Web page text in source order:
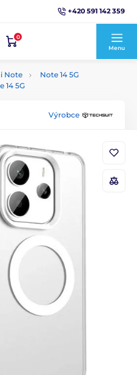
+420 591 142 359
0
Menu
Note
Note 14 5G
14 5G
Výrobce